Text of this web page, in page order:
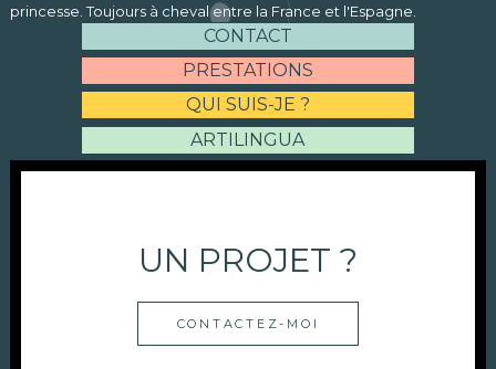
princesse. Toujours à cheval entre la France et l'Espagne.
CONTACT
PRESTATIONS
QUI SUIS-JE ?
ARTILINGUA
UN PROJET ?
CONTACTEZ-MOI